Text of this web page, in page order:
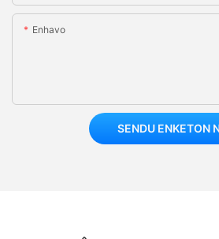
Enhavo
SENDU ENKETON